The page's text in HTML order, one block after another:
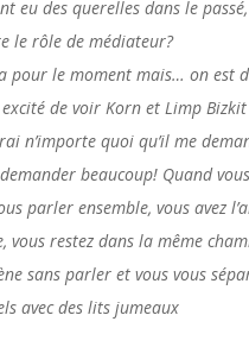
eu des querelles dans le
le rôle de médiateur?
pour le moment mais… on est
de voir Korn et Limp
n’importe quoi qu’il me
beaucoup! Quand
parler ensemble, vous avez
vous restez dans la même
sans parler et vous vous
avec des lits jumeaux